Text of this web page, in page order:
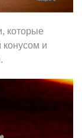
которые
конусом и